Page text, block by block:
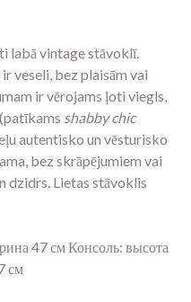
labā vintage stāvoklī.
veseli, bez plaisām vai
ir vērojams ļoti viegls,
shabby chic
autentisko un vēsturisko
bez skrāpējumiem vai
dzidrs. Lietas stāvoklis
47 см Консоль: высота
см